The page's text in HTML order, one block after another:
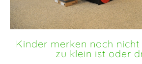
Kinder merken noch nicht
zu klein ist oder